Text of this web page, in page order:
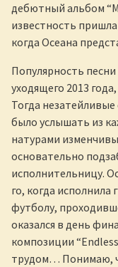
дебютный альбом
известность
когда Осеана
Популярность
уходящего 2013
Тогда
было услышать из
натурами
основательно
исполнительницу.
го, когда
футболу,
оказался в день
композиции
трудом… Понимаю,